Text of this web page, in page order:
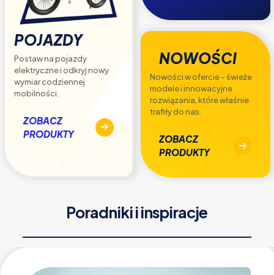
POJAZDY
Postaw na pojazdy
elektryczne i odkryj nowy
wymiar codziennej
mobilności.
ZOBACZ
PRODUKTY
NOWOŚCI
Nowości w ofercie – świeże
modele i innowacyjne
rozwiązania, które właśnie
trafiły do nas.
ZOBACZ
PRODUKTY
Poradniki i inspiracje